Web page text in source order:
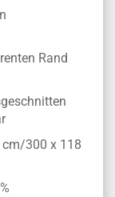
Rand
300 x 118